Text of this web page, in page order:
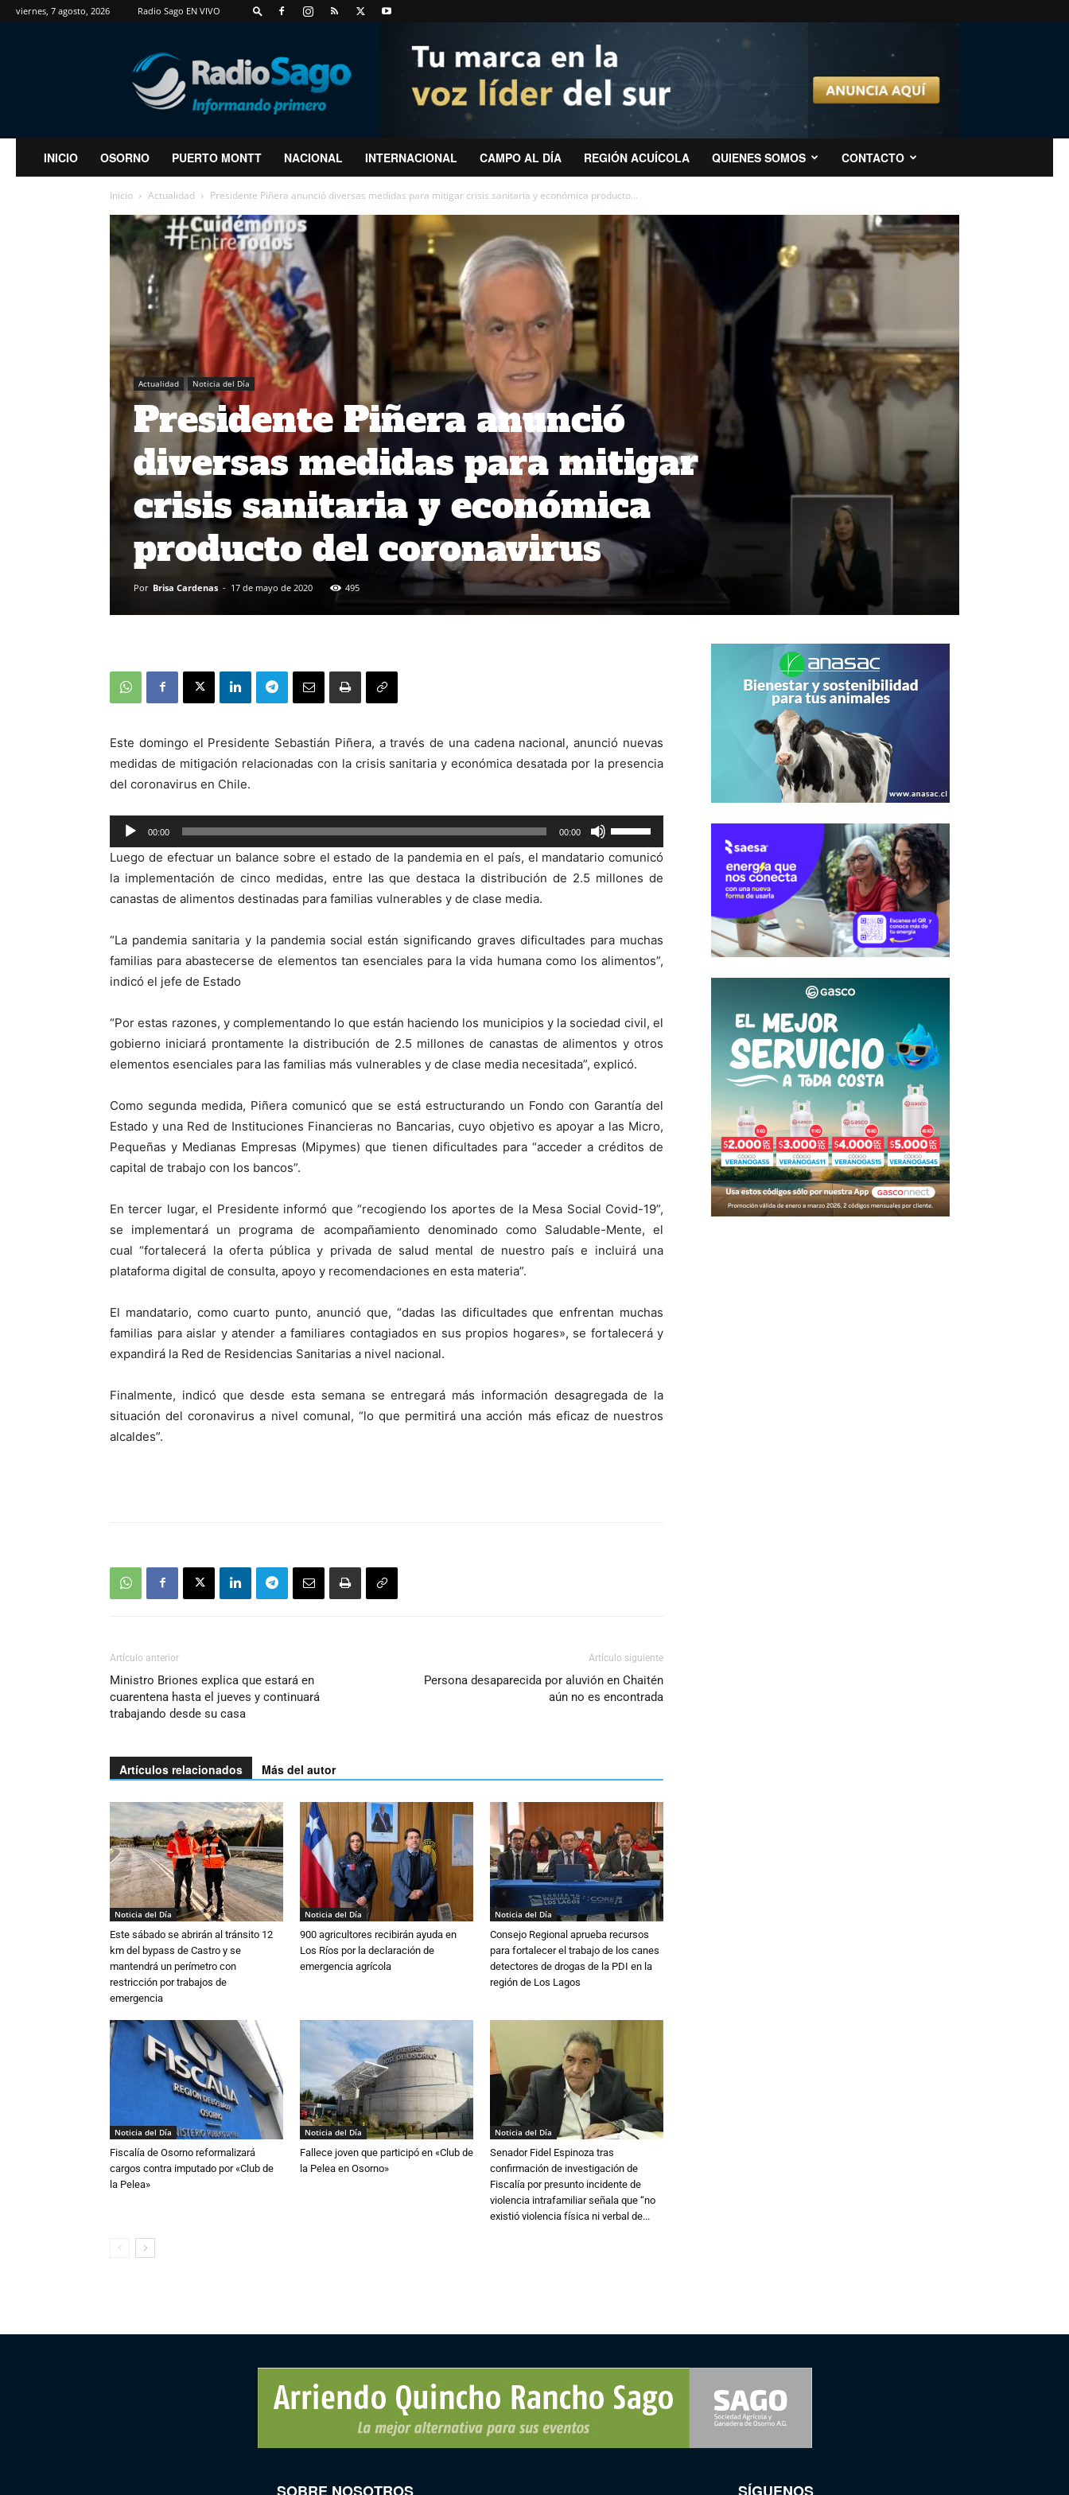
viernes, 7 agosto, 2026 Radio Sago EN VIVO
RadioSago
INICIO OSORNO PUERTO MONTT NACIONAL INTERNACIONAL CAMPO AL DÍA REGIÓN ACUÍCOLA QUIENES SOMOS CONTACTO
Inicio Actualidad Presidente Piñera anunció diversas medidas para mitigar crisis sanitaria y económica producto...
Actualidad Noticia del Día
Presidente Piñera anunció
diversas medidas para mitigar
crisis sanitaria y económica
producto del coronavirus
Por Brisa Cardenas - 17 de mayo de 2020 495
Este domingo el Presidente Sebastián Piñera, a través de una cadena nacional, anunció nuevas
medidas de mitigación relacionadas con la crisis sanitaria y económica desatada por la presencia
del coronavirus en Chile.
Reproductor
de
audio
00:00 00:00
las
teclas
de
para
aumentar
el
volumen.
Luego de efectuar un balance sobre el estado de la pandemia en el país, el mandatario comunicó
la implementación de cinco medidas, entre las que destaca la distribución de 2.5 millones de
canastas de alimentos destinadas para familias vulnerables y de clase media.
“La pandemia sanitaria y la pandemia social están significando graves dificultades para muchas
familias para abastecerse de elementos tan esenciales para la vida humana como los alimentos”,
indicó el jefe de Estado
“Por estas razones, y complementando lo que están haciendo los municipios y la sociedad civil, el
gobierno iniciará prontamente la distribución de 2.5 millones de canastas de alimentos y otros
elementos esenciales para las familias más vulnerables y de clase media necesitada”, explicó.
Como segunda medida, Piñera comunicó que se está estructurando un Fondo con Garantía del
Estado y una Red de Instituciones Financieras no Bancarias, cuyo objetivo es apoyar a las Micro,
Pequeñas y Medianas Empresas (Mipymes) que tienen dificultades para “acceder a créditos de
capital de trabajo con los bancos”.
En tercer lugar, el Presidente informó que “recogiendo los aportes de la Mesa Social Covid-19”,
se implementará un programa de acompañamiento denominado como Saludable-Mente, el
cual “fortalecerá la oferta pública y privada de salud mental de nuestro país e incluirá una
plataforma digital de consulta, apoyo y recomendaciones en esta materia”.
El mandatario, como cuarto punto, anunció que, “dadas las dificultades que enfrentan muchas
familias para aislar y atender a familiares contagiados en sus propios hogares», se fortalecerá y
expandirá la Red de Residencias Sanitarias a nivel nacional.
Finalmente, indicó que desde esta semana se entregará más información desagregada de la
situación del coronavirus a nivel comunal, “lo que permitirá una acción más eficaz de nuestros
alcaldes”.
Artículo anterior
Ministro Briones explica que estará en
cuarentena hasta el jueves y continuará
trabajando desde su casa
Artículo siguiente
Persona desaparecida por aluvión en Chaitén
aún no es encontrada
Artículos relacionados Más del autor
Noticia del Día
Este sábado se abrirán al tránsito 12
km del bypass de Castro y se
mantendrá un perímetro con
restricción por trabajos de
emergencia
Noticia del Día
900 agricultores recibirán ayuda en
Los Ríos por la declaración de
emergencia agrícola
Noticia del Día
Consejo Regional aprueba recursos
para fortalecer el trabajo de los canes
detectores de drogas de la PDI en la
región de Los Lagos
Noticia del Día
Fiscalía de Osorno reformalizará
cargos contra imputado por «Club de
la Pelea»
Noticia del Día
Fallece joven que participó en «Club de
la Pelea en Osorno»
Noticia del Día
Senador Fidel Espinoza tras
confirmación de investigación de
Fiscalía por presunto incidente de
violencia intrafamiliar señala que “no
existió violencia física ni verbal de...
SOBRE NOSOTROS SÍGUENOS